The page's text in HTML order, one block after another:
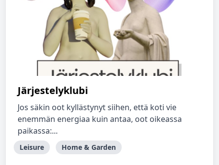
Järjestelyklubi
Jos säkin oot kyllästynyt siihen, että koti vie
enemmän energiaa kuin antaa, oot oikeassa
paikassa:...
Leisure Home & Garden